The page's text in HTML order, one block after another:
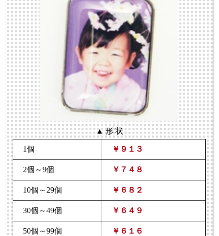
▲ 形 状
1個 ￥９１３
2個～9個 ￥７４８
10個～29個 ￥６８２
30個～49個 ￥６４９
50個～99個 ￥６１６